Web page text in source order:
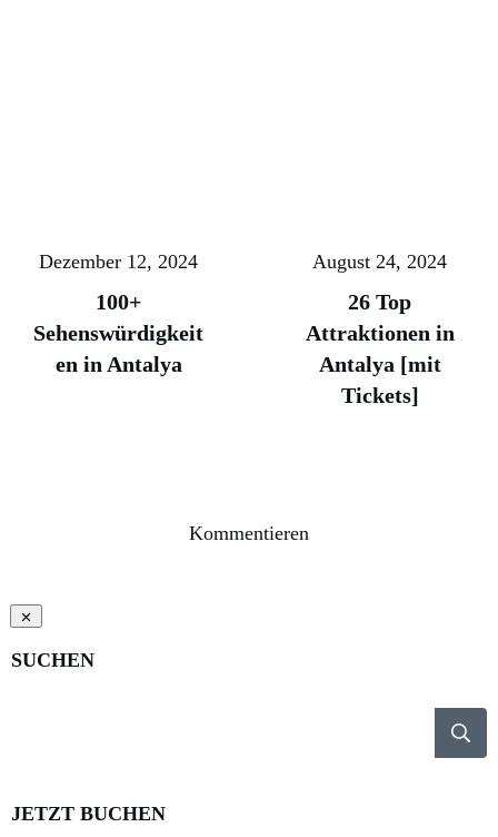
Dezember 12, 2024
100+
Sehenswürdigkeit
en in Antalya
August 24, 2024
26 Top
Attraktionen in
Antalya [mit
Tickets]
Kommentieren
SUCHEN
JETZT BUCHEN